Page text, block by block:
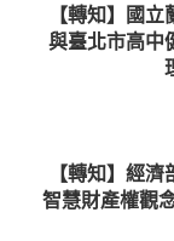
【轉知】國
與臺北市高中
【轉知】經
智慧財產權觀